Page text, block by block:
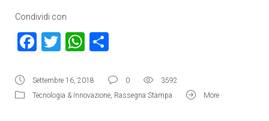
Condividi con
Facebook
TwitterWhatsApp
Settembre 16, 2018 0
3592
Tecnologia & Innovazione, Rassegna Stampa More